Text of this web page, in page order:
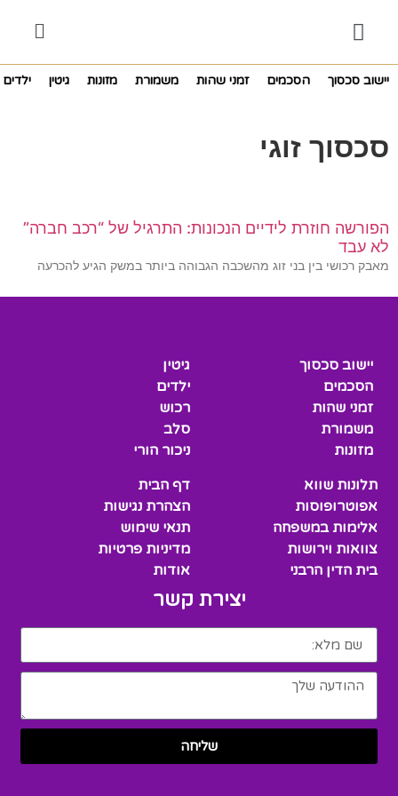
יישוב סכסוך הסכמים זמני שהות משמורת מזונות גיטין ילדים
סכסוך זוגי
הפורשה חוזרת לידיים הנכונות: התרגיל של “רכב חברה”
לא עבד
מאבק רכושי בין בני זוג מהשכבה הגבוהה ביותר במשק הגיע להכרעה
יישוב סכסוך
הסכמים
זמני שהות
משמורת
מזונות
גיטין
ילדים
רכוש
סלב
ניכור הורי
תלונות שווא
אפוטרופוסות
אלימות במשפחה
צוואות וירושות
בית הדין הרבני
דף הבית
הצהרת נגישות
תנאי שימוש
מדיניות פרטיות
אודות
יצירת קשר
שליחה